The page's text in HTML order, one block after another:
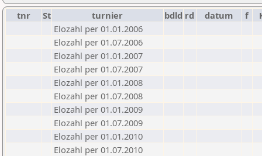
tnr St turnier bdld rd datum f
Elozahl per 01.01.2006
Elozahl per 01.07.2006
Elozahl per 01.01.2007
Elozahl per 01.07.2007
Elozahl per 01.01.2008
Elozahl per 01.07.2008
Elozahl per 01.01.2009
Elozahl per 01.07.2009
Elozahl per 01.01.2010
Elozahl per 01.07.2010